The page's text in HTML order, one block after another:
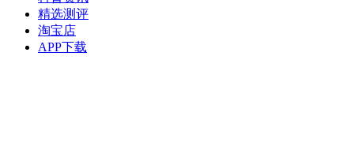
精选测评
淘宝店
APP下载